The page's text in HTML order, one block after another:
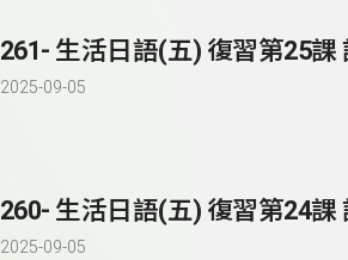
261- 生活日語(五) 復習第25課
2025-09-05
260- 生活日語(五) 復習第24課
2025-09-05